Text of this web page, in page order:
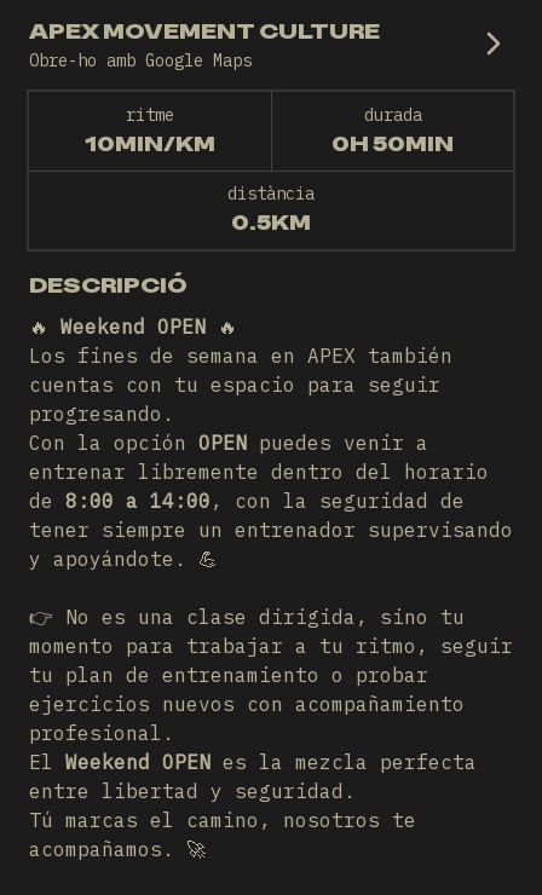
APEX MOVEMENT CULTURE
Obre-ho amb Google Maps
ritme
10MIN/KM
durada
0H 50MIN
distància
0.5KM
DESCRIPCIÓ
🔥 Weekend OPEN 🔥
Los fines de semana en APEX también
cuentas con tu espacio para seguir
progresando.
Con la opción OPEN puedes venir a
entrenar libremente dentro del horario
de 8:00 a 14:00 , con la seguridad de
tener siempre un entrenador supervisando
y apoyándote. 💪
👉 No es una clase dirigida, sino tu
momento para trabajar a tu ritmo, seguir
tu plan de entrenamiento o probar
ejercicios nuevos con acompañamiento
profesional.
El Weekend OPEN es la mezcla perfecta
entre libertad y seguridad.
Tú marcas el camino, nosotros te
acompañamos. 🚀